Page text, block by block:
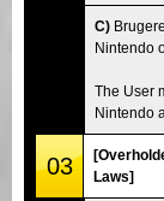
C)
Nintendo
The User
Nintendo
03
Laws]